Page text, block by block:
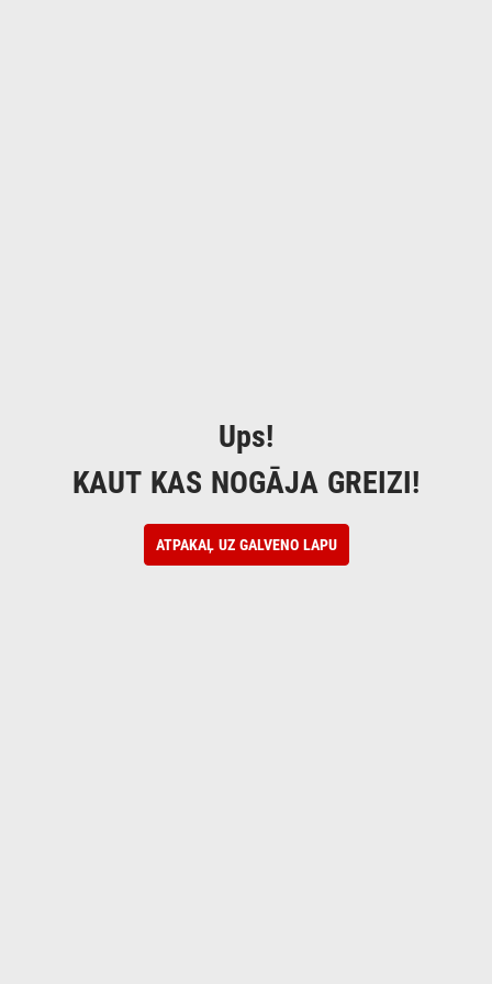
Ups!
KAUT KAS NOGĀJA GREIZI!
ATPAKAĻ UZ GALVENO LAPU